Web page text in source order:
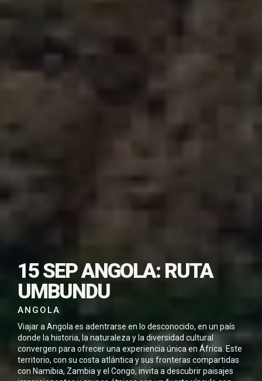
15 SEP ANGOLA: RUTA
UMBUNDU
ANGOLA
Viajar a Angola es adentrarse en lo desconocido, en un país
donde la historia, la naturaleza y la diversidad cultural
convergen para ofrecer una experiencia única en África. Este
territorio, con su costa atlántica y sus fronteras compartidas
con Namibia, Zambia y el Congo, invita a descubrir paisajes
DESCARGAR ESTE
VIAJE EN PDF
He leído y acepto laPolítica de Privacidad
*